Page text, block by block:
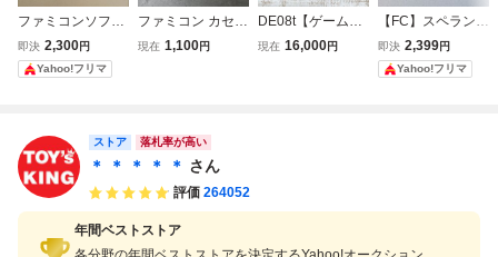
ファミコンソフト
スペランカーII 勇
者への挑戦 IREM
アイレム スペラン
即決 2,300円
Yahoo!フリマ
ファミコン カセッ
ト スペランカーII
現在 1,100円
DE08t【ゲーム】
FC ファミコン ス
現在 16,000円
【FC】スペランカ
ー2 勇者への挑戦
ファミコン 動作確
認済み
即決 2,399円
Yahoo!フリマ
ストア 落札率が高い
＊ ＊ ＊ ＊ ＊ さん
評価 264052
年間ベストストア